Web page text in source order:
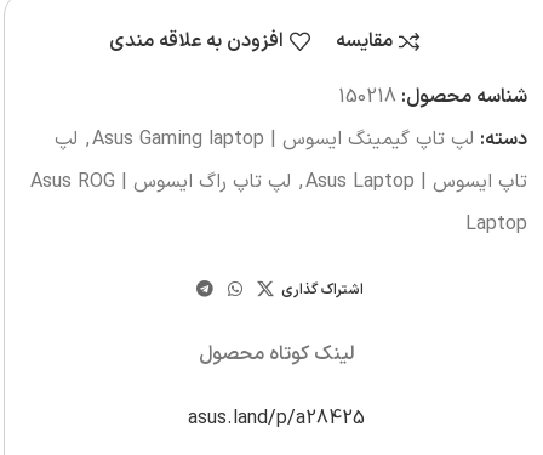
مقایسه
افزودن به علاقه مندی
شناسه محصول: 150218
دسته: لپ تاپ گیمینگ ایسوس | Asus Gaming laptop , لپ
تاپ ایسوس | Asus Laptop
,
لپ تاپ راگ ایسوس | Asus ROG
Laptop
اشتراک گذاری
لینک کوتاه محصول
asus.land/p/a28425